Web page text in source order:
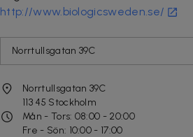
http://www.biologicsweden.se/
Norrtullsgatan 39C
Norrtullsgatan 39C
113 45 Stockholm
Mån - Tors: 08:00 - 20:00
Fre - Sön: 10:00 - 17:00